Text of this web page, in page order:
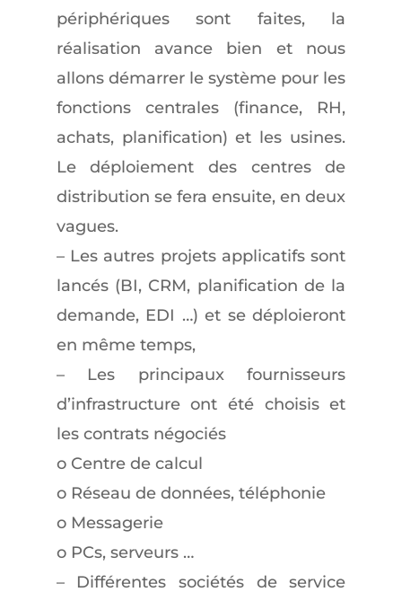
périphériques sont faites, la
réalisation avance bien et nous
allons démarrer le système pour les
fonctions centrales (finance, RH,
achats, planification) et les usines.
Le déploiement des centres de
distribution se fera ensuite, en deux
vagues.
– Les autres projets applicatifs sont
lancés (BI, CRM, planification de la
demande, EDI …) et se déploieront
en même temps,
– Les principaux fournisseurs
d’infrastructure ont été choisis et
les contrats négociés
o Centre de calcul
o Réseau de données, téléphonie
o Messagerie
o PCs, serveurs …
– Différentes sociétés de service